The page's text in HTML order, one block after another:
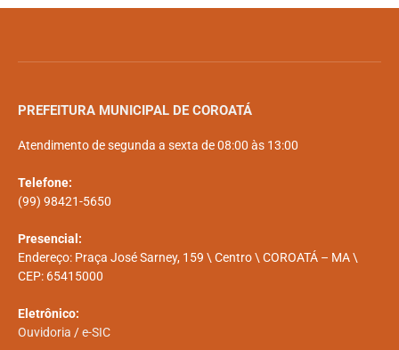
PREFEITURA MUNICIPAL DE COROATÁ
Atendimento de segunda a sexta de 08:00 às 13:00
Telefone:
(99) 98421-5650
Presencial:
Endereço: Praça José Sarney, 159 \ Centro \ COROATÁ – MA \
CEP: 65415000
Eletrônico:
Ouvidoria /e-SIC